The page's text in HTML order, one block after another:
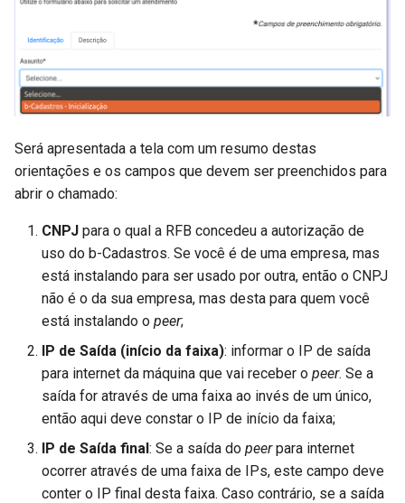
Será apresentada a tela com um resumo destas
orientações e os campos que devem ser preenchidos para
abrir o chamado:
CNPJ para o qual a RFB concedeu a autorização de
uso do b-Cadastros. Se você é de uma empresa, mas
está instalando para ser usado por outra, então o CNPJ
não é o da sua empresa, mas desta para quem você
está instalando o peer;
IP de Saída (início da faixa): informar o IP de saída
para internet da máquina que vai receber o peer. Se a
saída for através de uma faixa ao invés de um único,
então aqui deve constar o IP de início da faixa;
IP de Saída final: Se a saída do peerpara internet
ocorrer através de uma faixa de IPs, este campo deve
conter o IP final desta faixa. Caso contrário, se a saída